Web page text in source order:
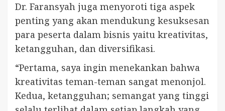
Dr. Faransyah juga menyoroti tiga aspek
penting yang akan mendukung kesuksesan
para peserta dalam bisnis yaitu kreativitas,
ketangguhan, dan diversifikasi.
“Pertama, saya ingin menekankan bahwa
kreativitas teman-teman sangat menonjol.
Kedua, ketangguhan; semangat yang tinggi